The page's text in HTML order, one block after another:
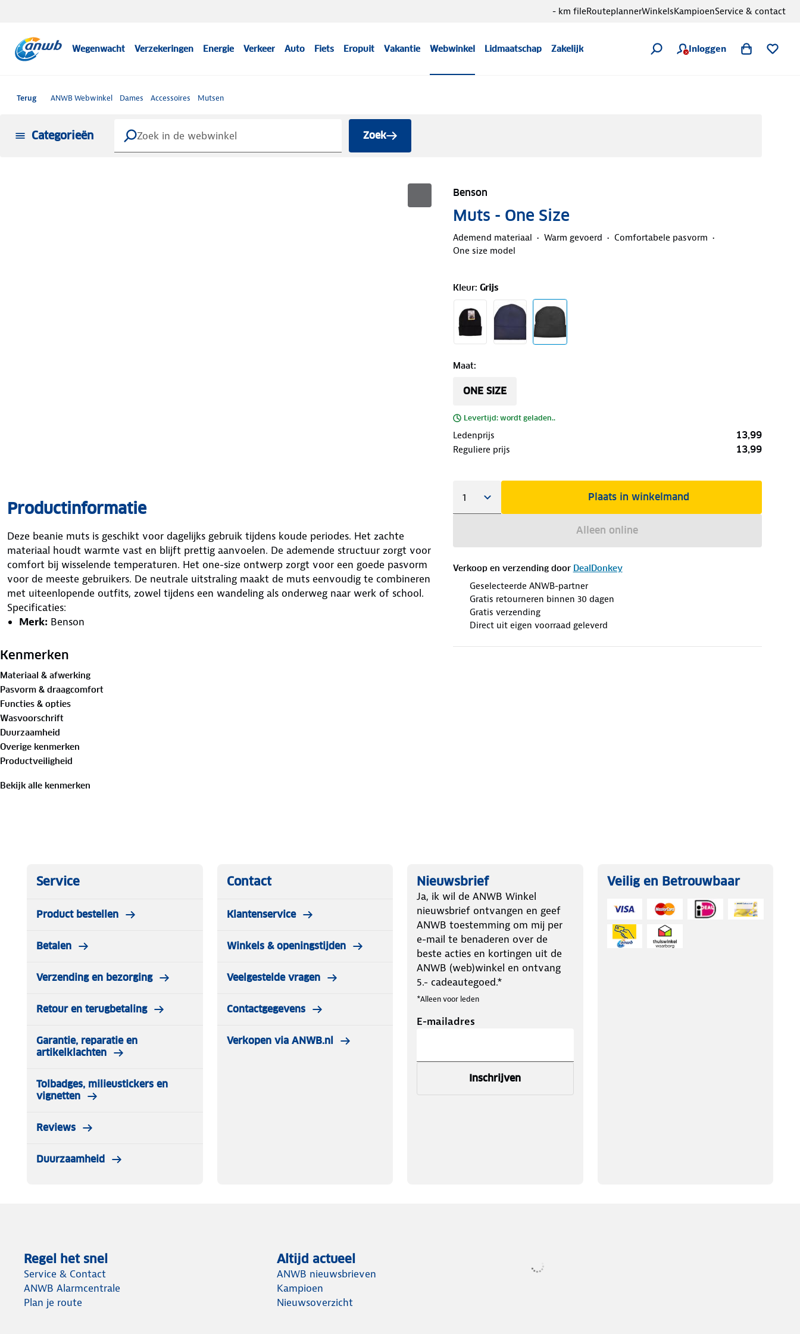
Wegenwacht Verzekeringen Energie Verkeer Auto Fiets Eropuit Vakantie Webwinkel Lidmaatschap Zakelijk Inloggen
- km fileRouteplannerWinkelsKampioenService & contact
Terug ANWB Webwinkel Dames Accessoires Mutsen
Categorieën Zoek
Benson
Muts - One Size
Ademend materiaal Warm gevoerd
Comfortabele pasvorm
One size model
Kleur: Grijs
Maat:
ONE SIZE
Levertijd: wordt geladen..
Ledenprijs 13,99
Reguliere prijs 13,99
Plaats in winkelmand
Alleen online
Verkoop en verzending door DealDonkey
Geselecteerde ANWB-partner
Gratis retourneren binnen 30 dagen
Gratis verzending
Direct uit eigen voorraad geleverd
Productinformatie
Deze beanie muts is geschikt voor dagelijks gebruik tijdens koude periodes. Het zachte
materiaal houdt warmte vast en blijft prettig aanvoelen. De ademende structuur zorgt voor
comfort bij wisselende temperaturen. Het one-size ontwerp zorgt voor een goede pasvorm
voor de meeste gebruikers. De neutrale uitstraling maakt de muts eenvoudig te combineren
met uiteenlopende outfits, zowel tijdens een wandeling als onderweg naar werk of school.
Specificaties:
Merk: Benson
Materiaal:
Kenmerken
Materiaal & afwerking
Pasvorm & draagcomfort
Functies & opties
Wasvoorschrift
Duurzaamheid
Overige kenmerken
Productveiligheid
Bekijk alle kenmerken
Service
Product bestellen
Betalen
Verzending en bezorging
Retour en terugbetaling
Garantie, reparatie en
artikelklachten
Tolbadges, milieustickers en
vignetten
Reviews
Duurzaamheid
Contact
Klantenservice
Winkels & openingstijden
Veelgestelde vragen
Contactgegevens
Verkopen via ANWB.nl
Nieuwsbrief
Ja, ik wil de ANWB Winkel
nieuwsbrief ontvangen en geef
ANWB toestemming om mij per
e-mail te benaderen over de
beste acties en kortingen uit de
ANWB (web)winkel en ontvang
5.- cadeautegoed.*
*Alleen voor leden
E-mailadres
Inschrijven
Veilig en Betrouwbaar
Regel het snel
Service & Contact
ANWB Alarmcentrale
Plan je route
Altijd actueel
ANWB nieuwsbrieven
Kampioen
Nieuwsoverzicht